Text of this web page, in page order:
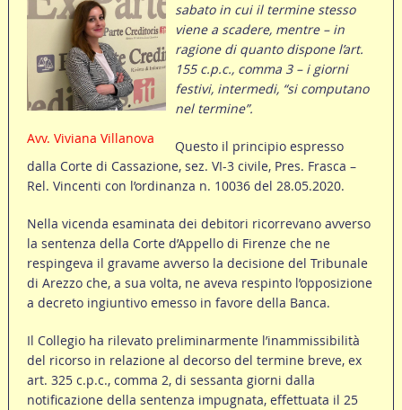
Avv. Viviana Villanova
sabato in cui il termine stesso
viene a scadere, mentre – in
ragione di quanto dispone l’art.
155 c.p.c., comma 3 – i giorni
festivi, intermedi, “si computano
nel termine”.
Questo il principio espresso
dalla Corte di Cassazione, sez. VI-3 civile, Pres. Frasca –
Rel. Vincenti con l’ordinanza n. 10036 del 28.05.2020.
Nella vicenda esaminata dei debitori ricorrevano avverso
la sentenza della Corte d’Appello di Firenze che ne
respingeva il gravame avverso la decisione del Tribunale
di Arezzo che, a sua volta, ne aveva respinto l’opposizione
a decreto ingiuntivo emesso in favore della Banca.
Il Collegio ha rilevato preliminarmente l’inammissibilità
del ricorso in relazione al decorso del termine breve, ex
art. 325 c.p.c., comma 2, di sessanta giorni dalla
notificazione della sentenza impugnata, effettuata il 25